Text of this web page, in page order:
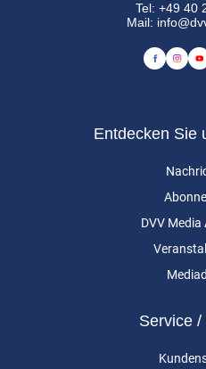
Tel:+49 40
Mail:
Entdecken Sie
DVV Media
Service